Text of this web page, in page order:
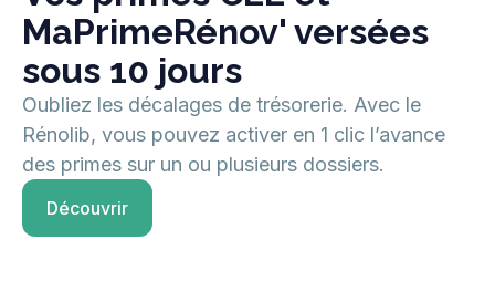
MaPrimeRénov' versées
sous 10 jours
Oubliez les décalages de trésorerie. Avec le
Rénolib, vous pouvez activer en 1 clic l’avance
des primes sur un ou plusieurs dossiers.
Découvrir